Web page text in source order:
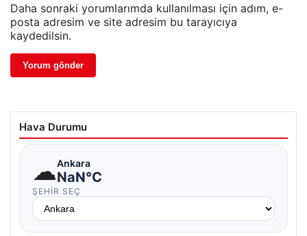
Daha sonraki yorumlarımda kullanılması için adım, e-
posta adresim ve site adresim bu tarayıcıya
kaydedilsin.
Hava Durumu
☁Ankara
NaN°C
ŞEHIR SEÇ